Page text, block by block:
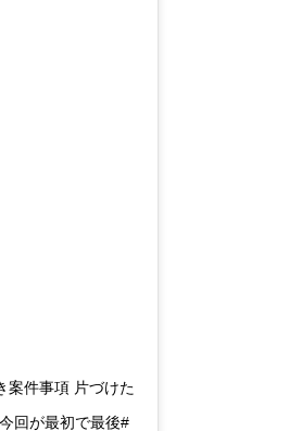
案件事項 片づけた
回が最初で最後#